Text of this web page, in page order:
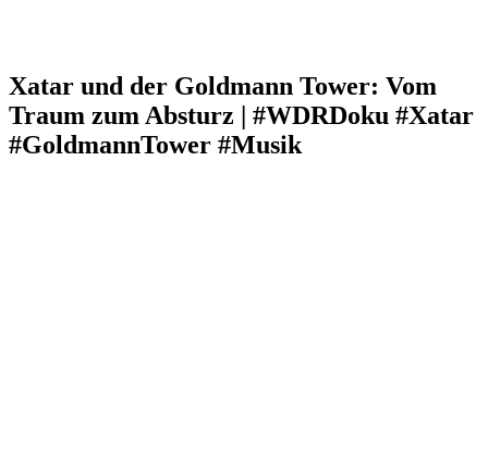
Xatar und der Goldmann Tower: Vom
Traum zum Absturz | #WDRDoku #Xatar
#GoldmannTower #Musik